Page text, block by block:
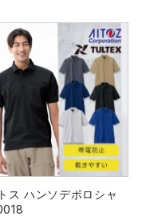
ス ハンソデポロシャ